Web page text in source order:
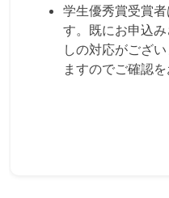
学生優秀賞受賞
す。既にお申込
しの対応がござ
ますのでご確認を